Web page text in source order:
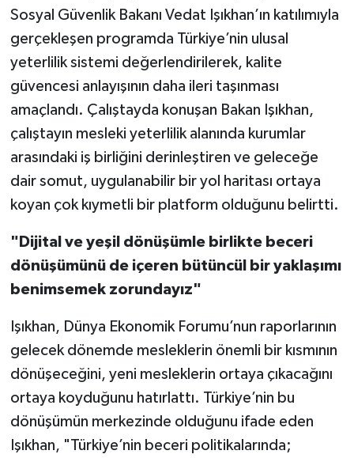
Sosyal Güvenlik Bakanı Vedat Işıkhan’ın katılımıyla
gerçekleşen programda Türkiye’nin ulusal
yeterlilik sistemi değerlendirilerek, kalite
güvencesi anlayışının daha ileri taşınması
amaçlandı. Çalıştayda konuşan Bakan Işıkhan,
çalıştayın mesleki yeterlilik alanında kurumlar
arasındaki iş birliğini derinleştiren ve geleceğe
dair somut, uygulanabilir bir yol haritası ortaya
koyan çok kıymetli bir platform olduğunu belirtti.
"Dijital ve yeşil dönüşümle birlikte beceri
dönüşümünü de içeren bütüncül bir yaklaşımı
benimsemek zorundayız"
Işıkhan, Dünya Ekonomik Forumu’nun raporlarının
gelecek dönemde mesleklerin önemli bir kısmının
dönüşeceğini, yeni mesleklerin ortaya çıkacağını
ortaya koyduğunu hatırlattı. Türkiye’nin bu
dönüşümün merkezinde olduğunu ifade eden
Işıkhan, "Türkiye’nin beceri politikalarında;